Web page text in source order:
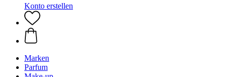
Konto erstellen
Marken
Parfum